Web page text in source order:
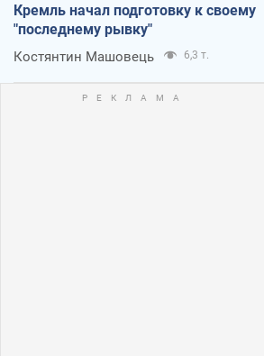
Кремль начал подготовку к своему
"последнему рывку"
Костянтин Машовець 6,3 т.